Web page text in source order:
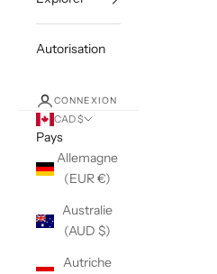
Autorisation
CONNEXION
CAD $
Pays
Allemagne
(EUR €)
Australie
(AUD $)
Autriche